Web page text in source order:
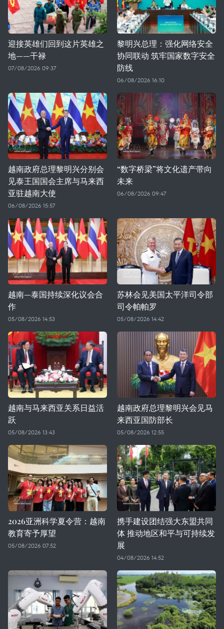
迎接英雄们回到这片英雄之
地——干禄
07/08/2026 09:37
黎明兴总理：强化网络安全
协同联动 筑牢国家数字安全
防线
06/08/2026 16:10
越南政府总理黎明兴分别会
见泰王国国会主席与马来西
亚驻越南大使
06/08/2026 15:57
“数字桥梁”将文化遗产带向
未来
06/08/2026 09:47
越南—泰国持续深化议会合
作
05/08/2026 14:53
苏林会见美国太平洋司令部
司令帕帕罗
05/08/2026 14:42
越南与马来西亚关系日益活
跃
05/08/2026 13:43
越南政府总理黎明兴会见马
来西亚国防部长
05/08/2026 12:55
2026亚洲科学夏令营：越南
教育寄予厚望
05/08/2026 07:52
携手建设团结强大东盟共同
体 推动地区和平与可持续发
展
04/08/2026 14:52